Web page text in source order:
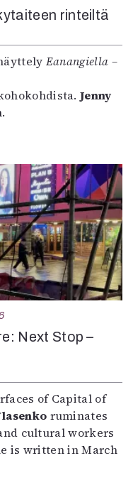
rinteiltä
Eanangiella –
Jenny
Next Stop –
of Capital of
ruminates
cultural workers
is written in March